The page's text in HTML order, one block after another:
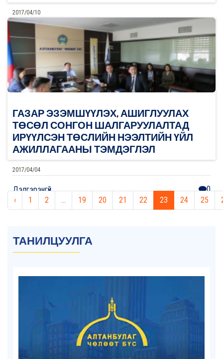
ТАНИЛЦУУЛГА
2017/04/10
0
ГАЗАР ЭЗЭМШҮҮЛЭХ, АШИГЛУУЛАХ
ТӨСӨЛ СОНГОН ШАЛГАРУУЛАЛТАД
ИРҮҮЛСЭН ТӨСЛИЙН НЭЭЛТИЙН ҮЙЛ
АЖИЛЛАГААНЫ ТЭМДЭГЛЭЛ
2017/04/04
Дэлгэрэнгүй
0
‹
1 2 ... 19 20 21 22 23 24 25